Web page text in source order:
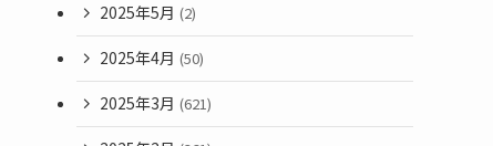
2025年5月 (2)
2025年4月 (50)
2025年3月 (621)